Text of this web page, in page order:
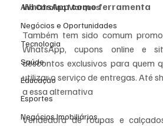
Ana Carolina Marques
Negócios e Oportunidades
Tecnologia
Saúde
Educação
Esportes
Negócios Imobiliários
WhatsApp como ferramenta
Também tem sido comum
WhatsApp, cupons online e
descontos exclusivos para quem
utilizar o serviço de entregas. Até
a essa alternativa
Vendedora de roupas e